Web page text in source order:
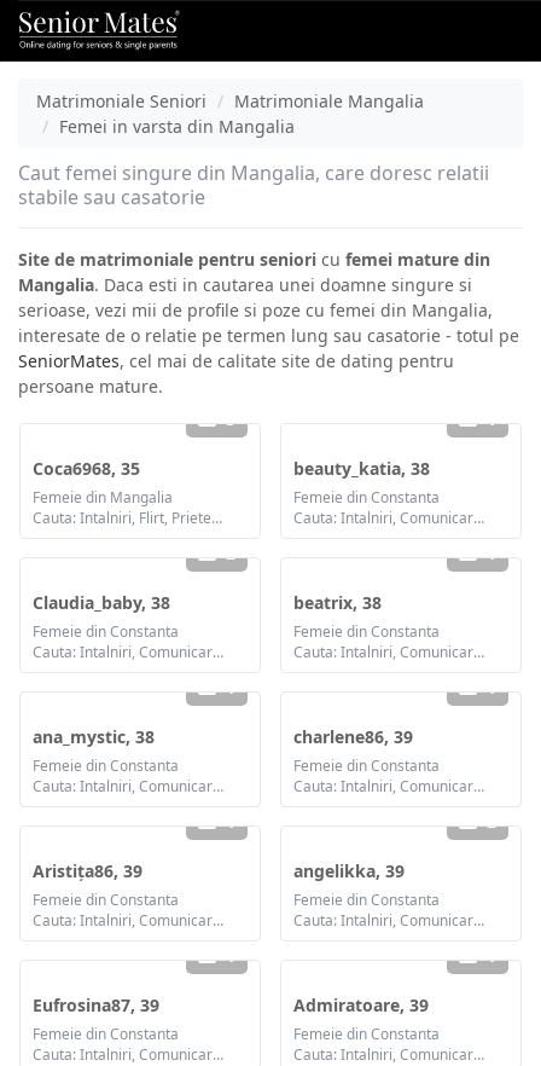
Matrimoniale Seniori
Matrimoniale Mangalia
Femei in varsta din Mangalia
Caut femei singure din Mangalia, care doresc relatii
stabile sau casatorie
Site de matrimoniale pentru seniori cu femei mature din
Mangalia. Daca esti in cautarea unei doamne singure si
serioase, vezi mii de profile si poze cu femei din Mangalia,
interesate de o relatie pe termen lung sau casatorie - totul pe
SeniorMates, cel mai de calitate site de dating pentru
persoane mature.
3
Coca6968, 35
Femeie din Mangalia
Cauta: Intalniri, Flirt, Prietenie, Casatorie
1
beauty_katia, 38
Femeie din Constanta
Cauta: Intalniri, Comunicare / chat, Casatorie
2
Claudia_baby, 38
Femeie din Constanta
Cauta: Intalniri, Comunicare / chat, Casatorie
1
beatrix, 38
Femeie din Constanta
Cauta: Intalniri, Comunicare / chat, Casatorie
1
ana_mystic, 38
Femeie din Constanta
Cauta: Intalniri, Comunicare / chat, Casatorie
1
charlene86, 39
Femeie din Constanta
Cauta: Intalniri, Comunicare / chat, Prietenie, Casatorie
1
Aristița86, 39
Femeie din Constanta
Cauta: Intalniri, Comunicare / chat, Prietenie, Casatorie
2
angelikka, 39
Femeie din Constanta
Cauta: Intalniri, Comunicare / chat, Prietenie, Casatorie
1
Eufrosina87, 39
Femeie din Constanta
Cauta: Intalniri, Comunicare / chat, Prietenie, Casatorie
1
Admiratoare, 39
Femeie din Constanta
Cauta: Intalniri, Comunicare / chat, Prietenie